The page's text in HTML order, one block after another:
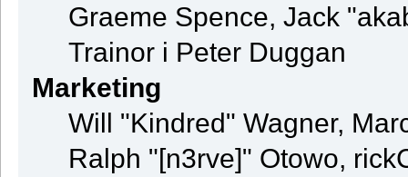
Graeme Spence, Jack
Trainor i Peter Duggan
Marketing
Will "Kindred" Wagner,
Ralph "[n3rve]" Otowo,